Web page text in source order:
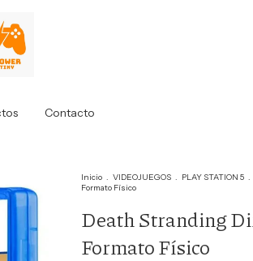
Contacto
Inicio . VIDEOJUEGOS . PLAY STATION 5 .
Formato Físico
Death Stranding
Formato Físico